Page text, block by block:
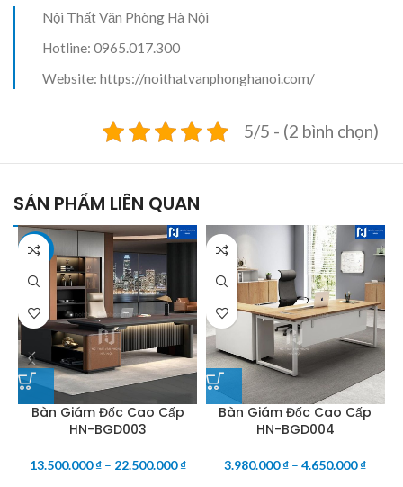
Nội Thất Văn Phòng Hà Nội
Hotline: 0965.017.300
Website: https://noithatvanphonghanoi.com/
5/5 - (2 bình chọn)
SẢN PHẨM LIÊN QUAN
-6%
Bàn Giám Đốc Cao Cấp
HN-BGD003
13.500.000₫– 22.500.000₫
Bàn Giám Đốc Cao Cấp
HN-BGD004
3.980.000₫ –4.650.000₫